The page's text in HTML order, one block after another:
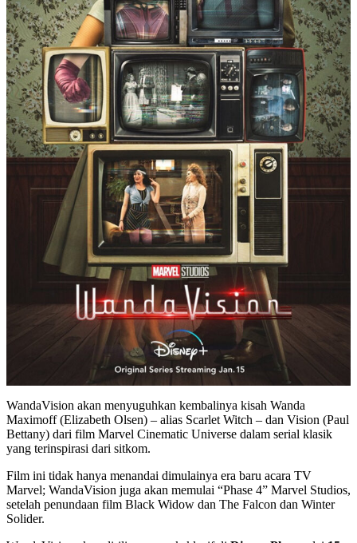
WandaVision akan menyuguhkan kembalinya kisah Wanda
Maximoff (Elizabeth Olsen) – alias Scarlet Witch – dan Vision (Paul
Bettany) dari film Marvel Cinematic Universe dalam serial klasik
yang terinspirasi dari sitkom.
Film ini tidak hanya menandai dimulainya era baru acara TV
Marvel; WandaVision juga akan memulai “Phase 4” Marvel Studios,
setelah penundaan film Black Widow dan The Falcon dan Winter
Solider.